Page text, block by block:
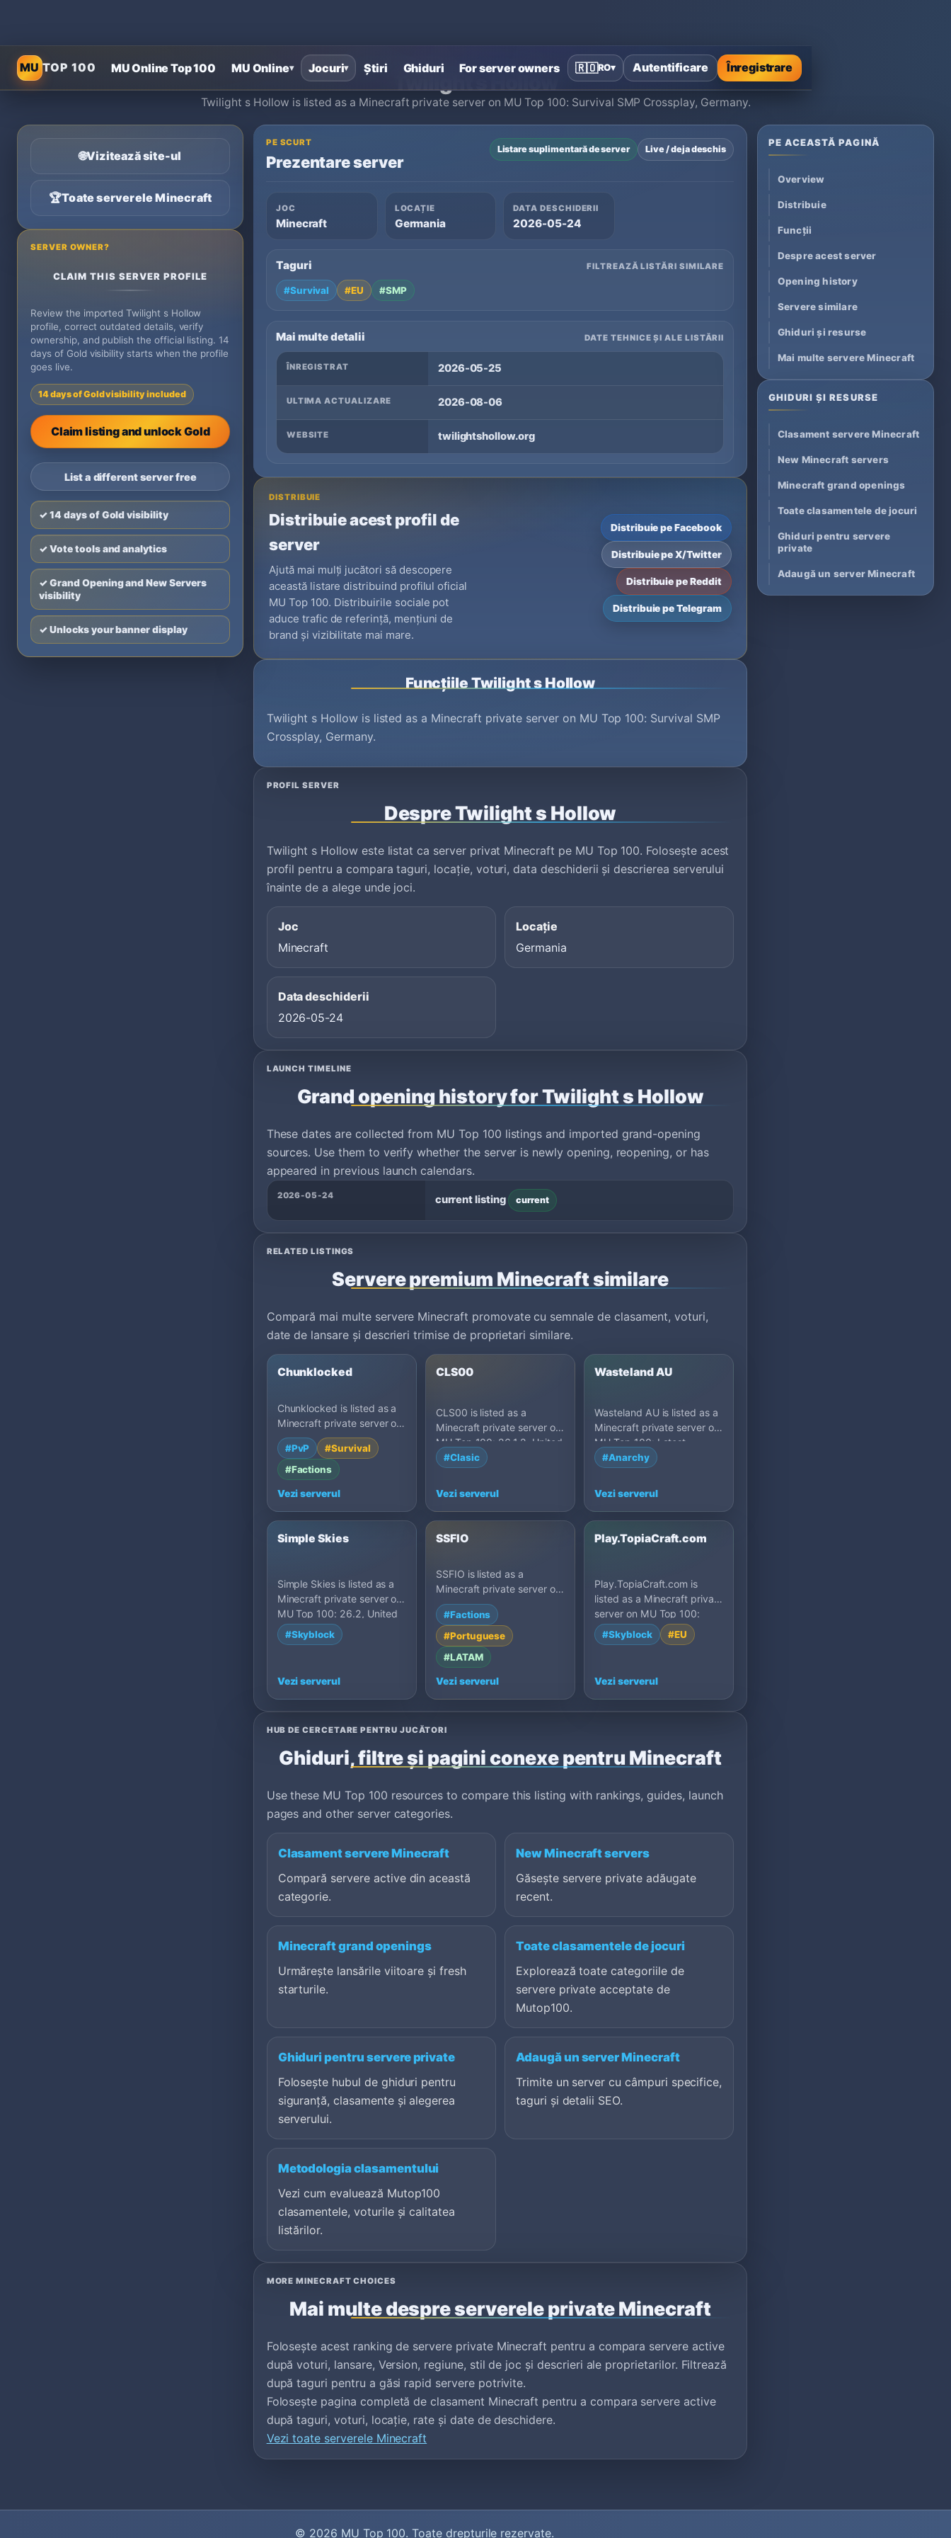
MUTOP 100 MU Online Top 100 MU Online▾ Jocuri▾ Știri Ghiduri For server owners 🇷🇴RO▾ Autentificare Înregistrare
Acasă›Servere private Minecraft ›Twilight s Hollow
Twilight s Hollow is listed as a Minecraft private server on MU Top 100: Survival SMP Crossplay, Germany.
🌐Vizitează site-ul
🏆Toate serverele Minecraft
SERVER OWNER?
CLAIM THIS SERVER PROFILE
Review the imported Twilight s Hollow
profile, correct outdated details, verify
ownership, and publish the official listing. 14
days of Gold visibility starts when the profile
goes live.
14 days of Gold visibility included
Claim listing and unlock Gold
List a different server free
✓ 14 days of Gold visibility
✓ Vote tools and analytics
✓ Grand Opening and New Servers
visibility
✓ Unlocks your banner display
PE SCURT
Prezentare server
Listare suplimentară de server Live / deja deschis
JOC
Minecraft
LOCAȚIE
Germania
DATA DESCHIDERII
2026-05-24
Taguri FILTREAZĂ LISTĂRI SIMILARE
#Survival #EU #SMP
Mai multe detalii DATE TEHNICE ȘI ALE LISTĂRII
ÎNREGISTRAT 2026-05-25
ULTIMA ACTUALIZARE 2026-08-06
WEBSITE twilightshollow.org
DISTRIBUIE
Distribuie acest profil de
server
Ajută mai mulți jucători să descopere
această listare distribuind profilul oficial
MU Top 100. Distribuirile sociale pot
aduce trafic de referință, mențiuni de
brand și vizibilitate mai mare.
Distribuie pe Facebook
Distribuie pe X/Twitter
Distribuie pe Reddit
Distribuie pe Telegram
Funcțiile Twilight s Hollow
Twilight s Hollow is listed as a Minecraft private server on MU Top 100: Survival SMP
Crossplay, Germany.
PROFIL SERVER
Despre Twilight s Hollow
Twilight s Hollow este listat ca server privat Minecraft pe MU Top 100. Folosește acest
profil pentru a compara taguri, locație, voturi, data deschiderii și descrierea serverului
înainte de a alege unde joci.
Joc
Minecraft
Locație
Germania
Data deschiderii
2026-05-24
LAUNCH TIMELINE
Grand opening history for Twilight s Hollow
These dates are collected from MU Top 100 listings and imported grand-opening
sources. Use them to verify whether the server is newly opening, reopening, or has
appeared in previous launch calendars.
2026-05-24 current listing current
RELATED LISTINGS
Servere premium Minecraft similare
Compară mai multe servere Minecraft promovate cu semnale de clasament, voturi,
date de lansare și descrieri trimise de proprietari similare.
Chunklocked
Chunklocked is listed as a
Minecraft private server on
MU Top 100: PvP, United
States.
#PvP
#Survival
#Factions
Vezi serverul
CLS00
CLS00 is listed as a
Minecraft private server on
MU Top 100: 26.1.2, United
States.
#Clasic
Vezi serverul
Wasteland AU
Wasteland AU is listed as a
Minecraft private server on
MU Top 100: Latest,
Australia.
#Anarchy
Vezi serverul
Simple Skies
Simple Skies is listed as a
Minecraft private server on
MU Top 100: 26.2, United
States.
#Skyblock
Vezi serverul
SSFIO
SSFIO is listed as a
Minecraft private server on
MU Top 100: 26.x, Brazil.
#Factions
#Portuguese
#LATAM
Vezi serverul
Play.TopiaCraft.com
Play.TopiaCraft.com is
listed as a Minecraft private
server on MU Top 100:
1.21.5, Turkey.
#Skyblock #EU
Vezi serverul
HUB DE CERCETARE PENTRU JUCĂTORI
Ghiduri, filtre și pagini conexe pentru Minecraft
Use these MU Top 100 resources to compare this listing with rankings, guides, launch
pages and other server categories.
Clasament servere Minecraft
Compară servere active din această
categorie.
New Minecraft servers
Găsește servere private adăugate
recent.
Minecraft grand openings
Urmărește lansările viitoare și fresh
starturile.
Toate clasamentele de jocuri
Explorează toate categoriile de
servere private acceptate de
Mutop100.
Ghiduri pentru servere private
Folosește hubul de ghiduri pentru
siguranță, clasamente și alegerea
serverului.
Adaugă un server Minecraft
Trimite un server cu câmpuri specifice,
taguri și detalii SEO.
Metodologia clasamentului
Vezi cum evaluează Mutop100
clasamentele, voturile și calitatea
listărilor.
MORE MINECRAFT CHOICES
Mai multe despre serverele private Minecraft
Folosește acest ranking de servere private Minecraft pentru a compara servere active
după voturi, lansare, Version, regiune, stil de joc și descrieri ale proprietarilor. Filtrează
după taguri pentru a găsi rapid servere potrivite.
Folosește pagina completă de clasament Minecraft pentru a compara servere active
după taguri, voturi, locație, rate și date de deschidere.
Vezi toate serverele Minecraft
PE ACEASTĂ PAGINĂ
Overview
Distribuie
Funcții
Despre acest server
Opening history
Servere similare
Ghiduri și resurse
Mai multe servere Minecraft
GHIDURI ȘI RESURSE
Clasament servere Minecraft
New Minecraft servers
Minecraft grand openings
Toate clasamentele de jocuri
Ghiduri pentru servere
private
Adaugă un server Minecraft
© 2026 MU Top 100. Toate drepturile rezervate.